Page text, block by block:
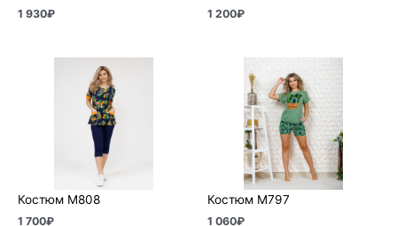
1 930₽ 1 200₽
Костюм М808
1 700₽
Костюм М797
1 060₽